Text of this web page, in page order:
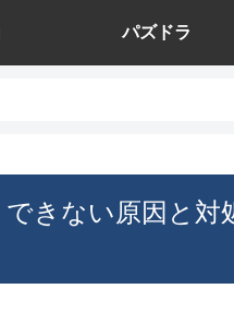
パズドラ
きない原因と対